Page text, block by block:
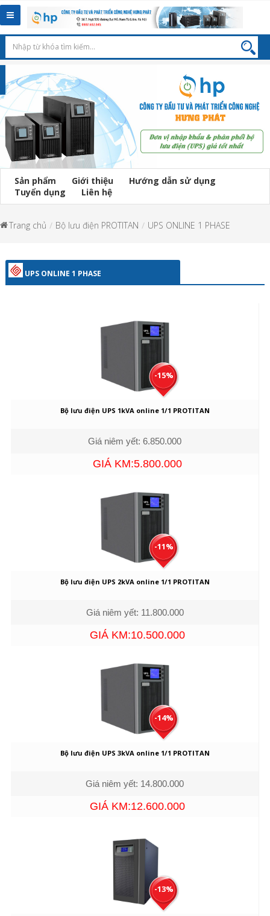
Toggle
navigation
Sản phẩm Giới thiệu
Hướng dẫn sử dụng
Tuyển dụng
Liên hệ
Trang chủ Bộ lưu điện PROTITAN UPS ONLINE 1 PHASE
UPS ONLINE 1 PHASE
-15%
Bộ lưu điện UPS 1kVA online 1/1 PROTITAN
Giá niêm yết: 6.850.000
GIÁ KM:5.800.000
-11%
Bộ lưu điện UPS 2kVA online 1/1 PROTITAN
Giá niêm yết: 11.800.000
GIÁ KM:10.500.000
-14%
Bộ lưu điện UPS 3kVA online 1/1 PROTITAN
Giá niêm yết: 14.800.000
GIÁ KM:12.600.000
-13%